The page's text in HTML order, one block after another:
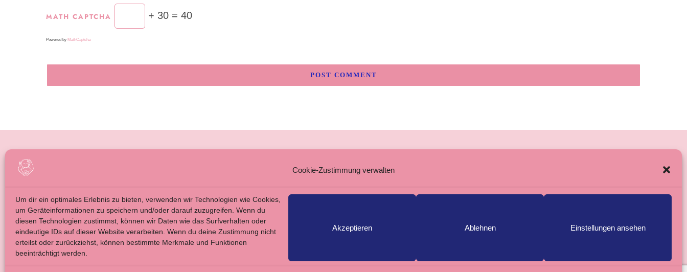
Cookie-Zustimmung verwalten
Um dir ein optimales Erlebnis zu bieten, verwenden wir Technologien wie Cookies,
um Geräteinformationen zu speichern und/oder darauf zuzugreifen. Wenn du
diesen Technologien zustimmst, können wir Daten wie das Surfverhalten oder
eindeutige IDs auf dieser Website verarbeiten. Wenn du deine Zustimmung nicht
erteilst oder zurückziehst, können bestimmte Merkmale und Funktionen
beeinträchtigt werden.
Akzeptieren Ablehnen Einstellungen ansehen
MATH CAPTCHA + 30 = 40
Powered by MathCaptcha
BABYMASSAGE FÜR FAMILIENBEGLEITUNG
BLOG
KONTAKT
ALLGEMEINE GESCHÄFTSBEDINGUNGEN
irena-va.com